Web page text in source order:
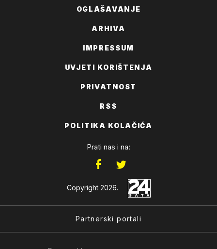
OGLAŠAVANJE
ARHIVA
IMPRESSUM
UVJETI KORIŠTENJA
PRIVATNOST
RSS
POLITIKA KOLAČIĆA
Prati nas i na:
Copyright 2026.
Partnerski portali